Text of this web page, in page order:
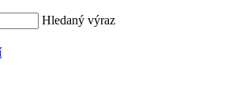
Hledaný výraz